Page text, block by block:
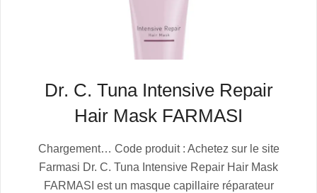
Dr. C. Tuna Intensive Repair
Hair Mask FARMASI
07-
06
Chargement… Code produit : Achetez sur le site
Farmasi Dr. C. Tuna Intensive Repair Hair Mask
FARMASI est un masque capillaire réparateur